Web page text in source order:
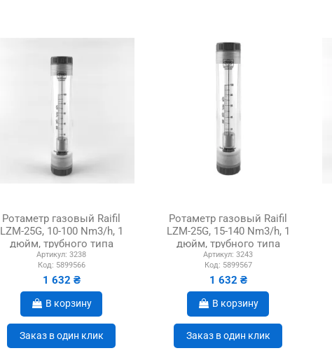
Ротаметр газовый Raifil
LZM-25G, 10-100 Nm3/h, 1
дюйм, трубного типа
Артикул: 3238
Код: 5899566
1 632 ₴
В корзину
Заказ в один клик
Ротаметр газовый Raifil
LZM-25G, 15-140 Nm3/h, 1
дюйм, трубного типа
Артикул: 3243
Код: 5899567
1 632 ₴
В корзину
Заказ в один клик